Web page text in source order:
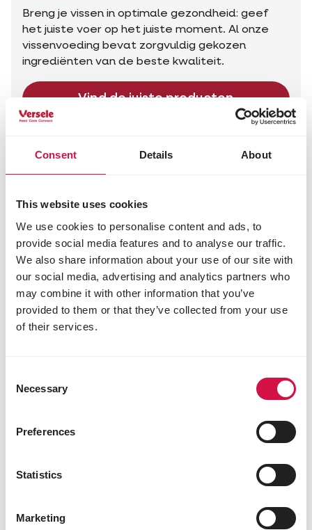
Consent Details About
This website uses cookies
We use cookies to personalise content and ads, to
provide social media features and to analyse our traffic.
We also share information about your use of our site with
our social media, advertising and analytics partners who
may combine it with other information that you’ve
provided to them or that they’ve collected from your use
of their services.
Selection
Necessary
Preferences
Statistics
Marketing
Breng je vissen in optimale gezondheid: geef
het juiste voer op het juiste moment. Al onze
vissenvoeding bevat zorgvuldig gekozen
ingrediënten van de beste kwaliteit.
Vind de juiste producten
Advies voor jouw dier
Hoe start je op een goede manier met